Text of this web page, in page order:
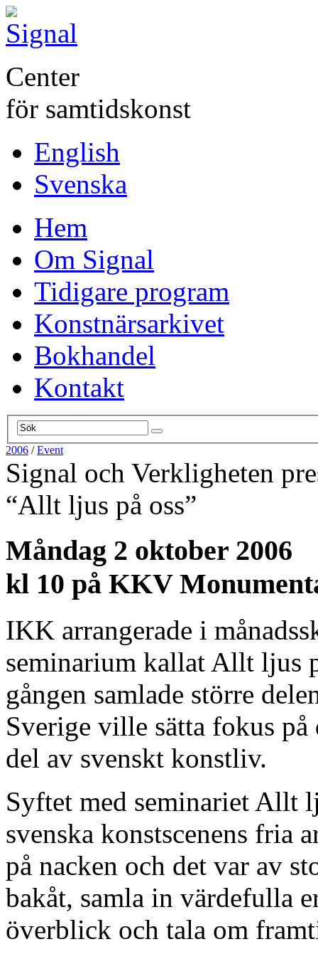
Center
för samtidskonst
English
Svenska
Hem
Om Signal
Tidigare program
Konstnärsarkivet
Bokhandel
Kontakt
2006 / Event
Signal och Verkligheten
“Allt ljus på oss”
Måndag 2 oktober 2006
kl 10 på KKV
IKK arrangerade i
seminarium kallat Allt ljus
gången samlade större
Sverige ville sätta fokus
del av svenskt konstliv.
Syftet med seminariet Allt
svenska konstscenens fria
på nacken och det var av
bakåt, samla in värdefulla
överblick och tala om